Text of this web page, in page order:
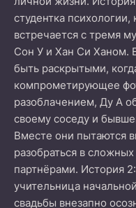
студентка
встречается с тремя
Сон У и Хан Си Ханом.
быть раскрытыми,
компрометирующее
разоблачением, Ду А
своему соседу и
Вместе они пытаются
разобраться в
партнёрами. История
учительница
свадьбы внезапно